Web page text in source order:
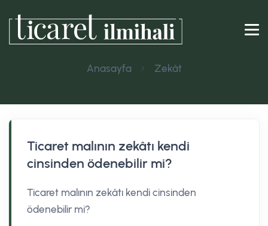
Anasayfa Zekât
Ticaret malının zekâtı kendi
cinsinden ödenebilir mi?
Ticaret malının zekâtı kendi cinsinden
ödenebilir mi?